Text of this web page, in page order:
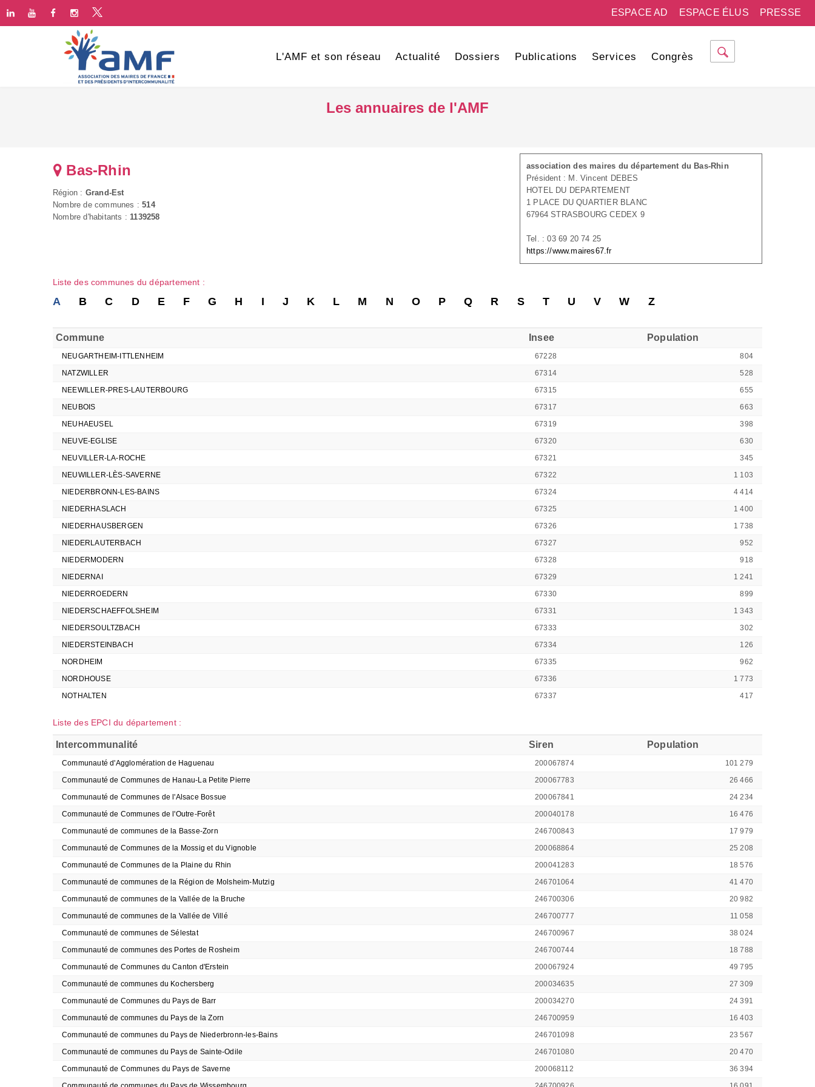
PRESSE
ESPACE ÉLUS
ESPACE AD
L'AMF et son réseau Actualité Dossiers Publications Services Congrès
Les annuaires de l'AMF
association des maires du département du Bas-Rhin
Président : M. Vincent DEBES
HOTEL DU DEPARTEMENT
1 PLACE DU QUARTIER BLANC
67964 STRASBOURG CEDEX 9
Tel. : 03 69 20 74 25
https://www.maires67.fr
Bas-Rhin
Région : Grand-Est
Nombre de communes :514
Nombre d'habitants :1139258
Liste des communes du département :
A B C D E F G H I J K L M N O P Q R S T U V W Z
Commune Insee Population
NEUGARTHEIM-ITTLENHEIM 67228
804
NATZWILLER
67314
528
NEEWILLER-PRES-LAUTERBOURG
67315
655
NEUBOIS
67317
663
NEUHAEUSEL
67319
398
NEUVE-EGLISE
67320
630
NEUVILLER-LA-ROCHE
67321
345
NEUWILLER-LÈS-SAVERNE
67322
1 103
NIEDERBRONN-LES-BAINS
67324
4 414
NIEDERHASLACH
67325
1 400
NIEDERHAUSBERGEN
67326
1 738
NIEDERLAUTERBACH
67327
952
NIEDERMODERN
67328
918
NIEDERNAI
67329
1 241
NIEDERROEDERN
67330
899
NIEDERSCHAEFFOLSHEIM
67331
1 343
NIEDERSOULTZBACH
67333
302
NIEDERSTEINBACH
67334
126
NORDHEIM
67335
962
NORDHOUSE
67336
1 773
NOTHALTEN
67337 417
Liste des EPCI du département :
Intercommunalité Siren Population
Communauté d'Agglomération de Haguenau 200067874
101 279
Communauté de Communes de Hanau-La Petite Pierre
200067783
26 466
Communauté de Communes de l'Alsace Bossue
200067841
24 234
Communauté de Communes de l'Outre-Forêt
200040178
16 476
Communauté de communes de la Basse-Zorn
246700843
17 979
Communauté de Communes de la Mossig et du Vignoble
200068864
25 208
Communauté de Communes de la Plaine du Rhin
200041283
18 576
Communauté de communes de la Région de Molsheim-Mutzig
246701064
41 470
Communauté de communes de la Vallée de la Bruche
246700306
20 982
Communauté de communes de la Vallée de Villé
246700777
11 058
Communauté de communes de Sélestat
246700967
38 024
Communauté de communes des Portes de Rosheim
246700744
18 788
Communauté de Communes du Canton d'Erstein
200067924
49 795
Communauté de communes du Kochersberg
200034635
27 309
Communauté de Communes du Pays de Barr
200034270
24 391
Communauté de communes du Pays de la Zorn
246700959
16 403
Communauté de communes du Pays de Niederbronn-les-Bains
246701098
23 567
Communauté de communes du Pays de Sainte-Odile
246701080
20 470
Communauté de Communes du Pays de Saverne
200068112
36 394